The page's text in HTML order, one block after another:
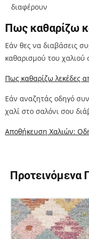
διαφέρουν
Πως καθαρίζω
Εάν θες να διαβάσεις
καθαρισμού του
Πως καθαρίζω λεκέδες
Εάν αναζητάς οδηγό
χαλί στο σαλόνι σου
Αποθήκευση Χαλιών:
Προτεινόμενα